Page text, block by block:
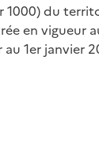
du
en vigueur
1er janvier